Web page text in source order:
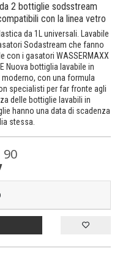
2 bottiglie sodsstream
con la linea vetro
da 1L universali. Lavabile
Sodastream che fanno
con i gasatori WASSERMAXX
Nuova bottiglia lavabile in
con una formula
specialisti per far fronte agli
delle bottiglie lavabili in
hanno una data di scadenza
stessa.
90